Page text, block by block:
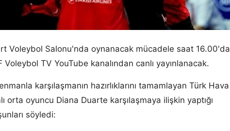
Voleybol Salonu'nda oynanacak mücadele saat 16.00'da
TV YouTube kanalından canlı yayınlanacak.
karşılaşmanın hazırlıklarını tamamlayan Türk Hava
orta oyuncu Diana Duarte karşılaşmaya ilişkin yaptığı
söyledi: